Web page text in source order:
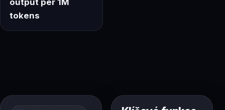
output per 1M
tokens